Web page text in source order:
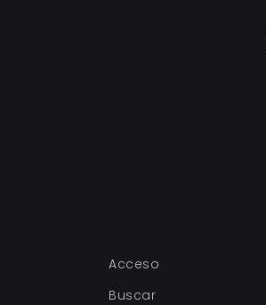
Acceso
Buscar